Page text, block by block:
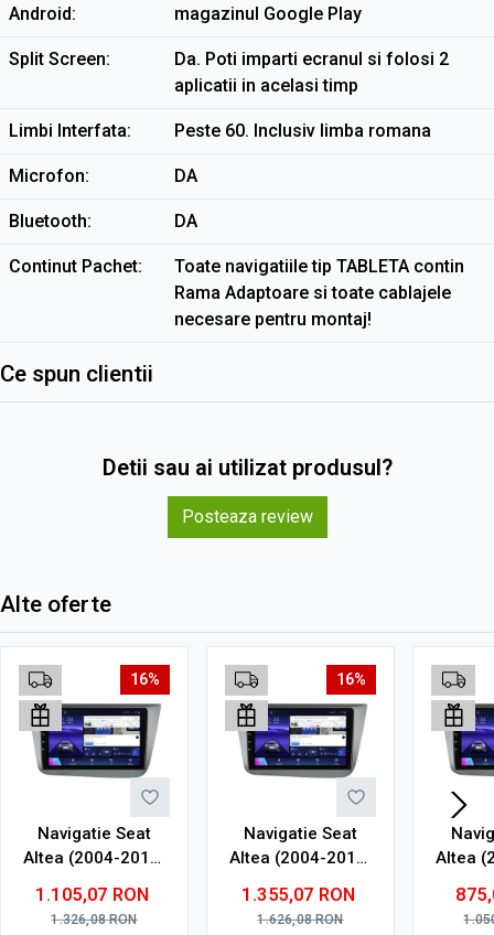
Android
magazinul Google Play
Split Screen
Da. Poti imparti ecranul si folosi 2
aplicatii in acelasi timp
Limbi Interfata Peste 60. Inclusiv limba romana
Microfon DA
Bluetooth DA
Continut Pachet
Toate navigatiile tip TABLETA contin
Rama Adaptoare si toate cablajele
necesare pentru montaj!
Ce spun clientii
Detii sau ai utilizat produsul?
Posteaza review
Alte oferte
16%
Navigatie Seat
Altea (2004-2015)
RAM, 64GB ROM,
Ecran QLED 9"
1.105,07 RON
1.326,08RON
16%
Navigatie Seat
Altea (2004-2015)
RAM, 128GB ROM,
Ecran QLED 9"
1.355,07 RON
1.626,08RON
Altea
RAM,